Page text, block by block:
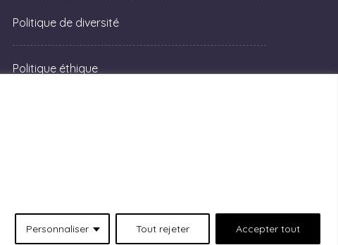
Personnaliser Tout rejeter Accepter tout
Politique de diversité
Politique éthique